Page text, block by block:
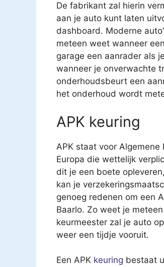
De fabrikant zal hierin
aan je auto kunt laten
dashboard. Moderne
meteen weet wanneer
garage een aanrader als
wanneer je onverwachte
onderhoudsbeurt een
het onderhoud wordt
APK keuring
APK staat voor
Europa die wettelijk
dit je een boete
kan je
genoeg redenen om een
Baarlo. Zo weet je
keurmeester zal je auto
weer een tijdje vooruit.
Een APK keuring bestaat